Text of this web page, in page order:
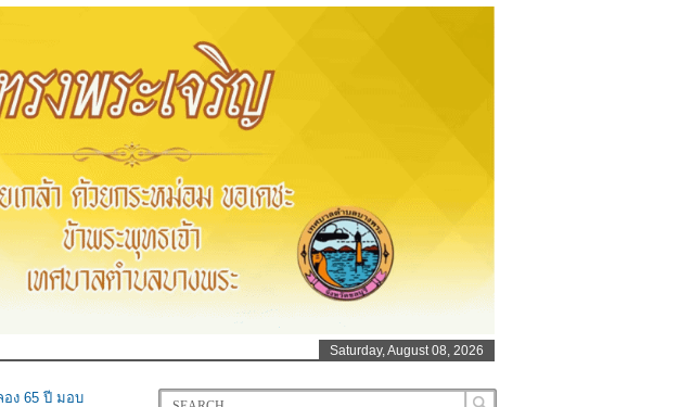
Saturday, August 08, 2026
ง 65 ปี มอบ